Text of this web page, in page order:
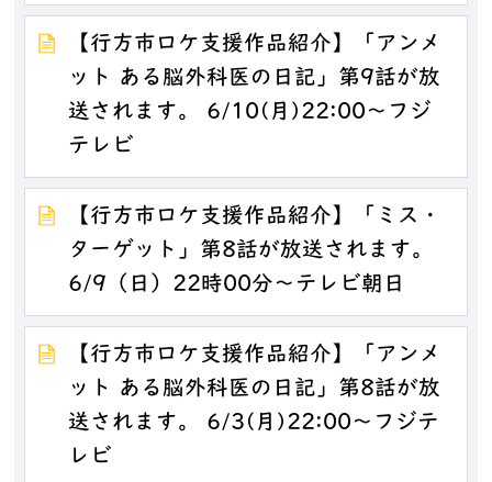
【行方市ロケ支援作品紹介】「アンメ
ット ある脳外科医の日記」第9話が放
送されます。 6/10(月)22:00～フジ
テレビ
【行方市ロケ支援作品紹介】「ミス・
ターゲット」第8話が放送されます。
6/9（日）22時00分～テレビ朝日
【行方市ロケ支援作品紹介】「アンメ
ット ある脳外科医の日記」第8話が放
送されます。 6/3(月)22:00～フジテ
レビ